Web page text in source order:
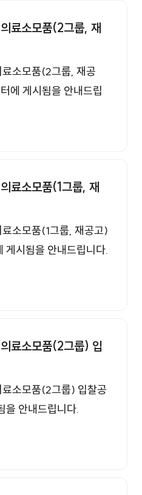
료소모품(2그룹, 재
소모품(2그룹, 재공
에 게시됨을 안내드립
료소모품(1그룹, 재
소모품(1그룹, 재공고)
게시됨을 안내드립니다.
료소모품(2그룹) 입
소모품(2그룹) 입찰공
을 안내드립니다.